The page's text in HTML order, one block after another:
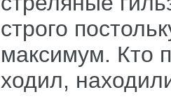
строго
максимум. Кто
ходил,